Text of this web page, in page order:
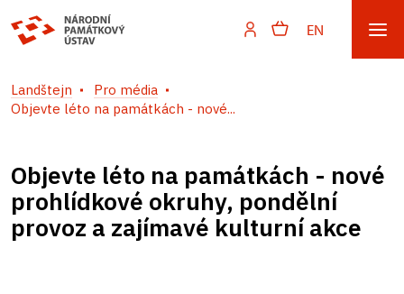
EN
Landštejn
Pro média
Objevte léto na památkách - nové...
Objevte léto na památkách - nové
prohlídkové okruhy, pondělní
provoz a zajímavé kulturní akce